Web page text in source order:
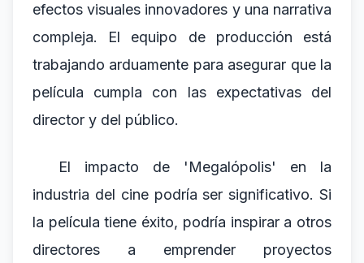
efectos visuales innovadores y una narrativa
compleja. El equipo de producción está
trabajando arduamente para asegurar que la
película cumpla con las expectativas del
director y del público.
El impacto de 'Megalópolis' en la
industria del cine podría ser significativo. Si
la película tiene éxito, podría inspirar a otros
directores a emprender proyectos